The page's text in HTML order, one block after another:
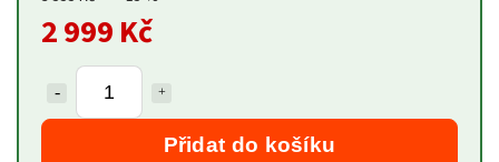
2 999 Kč
Přidat do košíku